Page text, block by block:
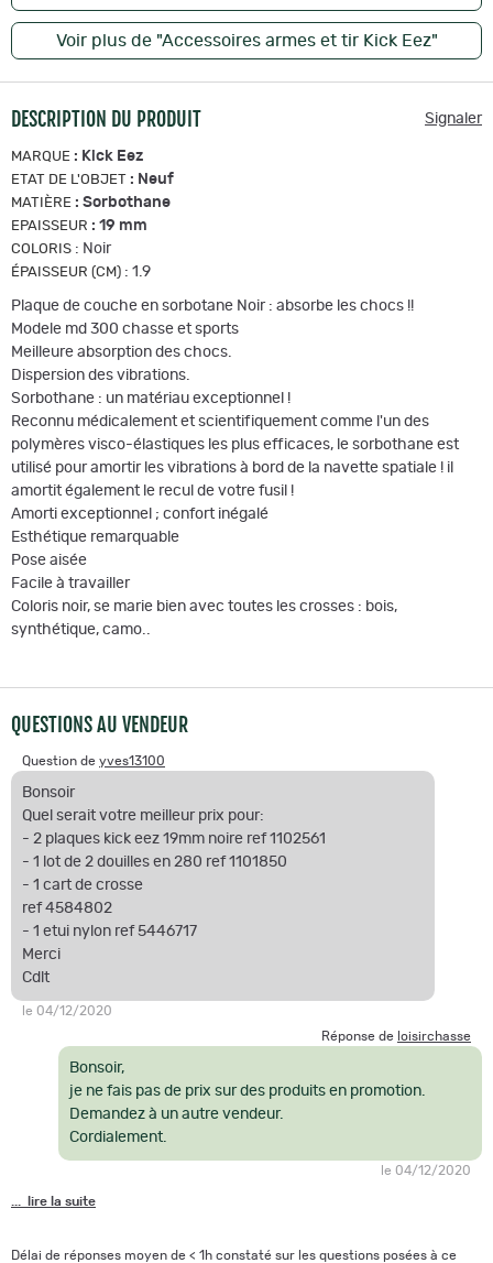
Voir plus de "Accessoires armes et tir Kick Eez"
DESCRIPTION DU PRODUIT Signaler
MARQUE : Kick Eez
ETAT DE L'OBJET : Neuf
MATIÈRE : Sorbothane
EPAISSEUR : 19 mm
COLORIS : Noir
ÉPAISSEUR (CM) : 1.9
Plaque de couche en sorbotane Noir : absorbe les chocs !!
Modele md 300 chasse et sports
Meilleure absorption des chocs.
Dispersion des vibrations.
Sorbothane : un matériau exceptionnel !
Reconnu médicalement et scientifiquement comme l'un des
polymères visco-élastiques les plus efficaces, le sorbothane est
utilisé pour amortir les vibrations à bord de la navette spatiale ! il
amortit également le recul de votre fusil !
Amorti exceptionnel ; confort inégalé
Esthétique remarquable
Pose aisée
Facile à travailler
Coloris noir, se marie bien avec toutes les crosses : bois,
synthétique, camo..
QUESTIONS AU VENDEUR
Question de yves13100
Bonsoir
Quel serait votre meilleur prix pour:
- 2 plaques kick eez 19mm noire ref 1102561
- 1 lot de 2 douilles en 280 ref 1101850
- 1 cart de crosse
ref 4584802
- 1 etui nylon ref 5446717
Merci
Cdlt
le 04/12/2020
Réponse de loisirchasse
Bonsoir,
je ne fais pas de prix sur des produits en promotion.
Demandez à un autre vendeur.
Cordialement.
le 04/12/2020
... lire la suite
Délai de réponses moyen de < 1h constaté sur les questions posées à ce